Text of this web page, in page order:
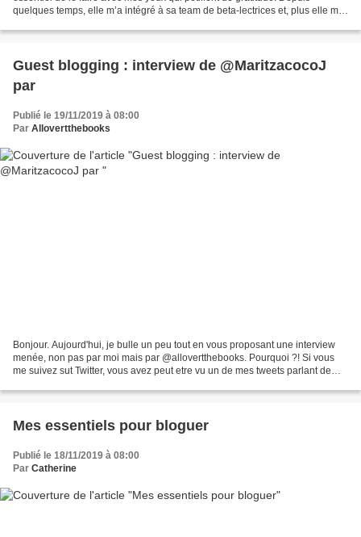
quelques temps, elle m’a intégré à sa team de beta-lectrices et, plus elle me
Guest blogging : interview de @MaritzacocoJ
par
Publié le 19/11/2019 à 08:00
Par Allovertthebooks
Bonjour. Aujourd'hui, je bulle un peu tout en vous proposant une interview
menée, non pas par moi mais par @allovertthebooks. Pourquoi ?! Si vous
me suivez sut Twitter, vous avez peut etre vu un de mes tweets parlant de
Mes essentiels pour bloguer
Publié le 18/11/2019 à 08:00
Par Catherine